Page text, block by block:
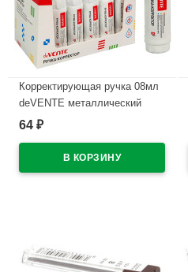
Корректирующая ручка 08мл
deVENTE металлический
наконечник арт.4061107
64 ₽